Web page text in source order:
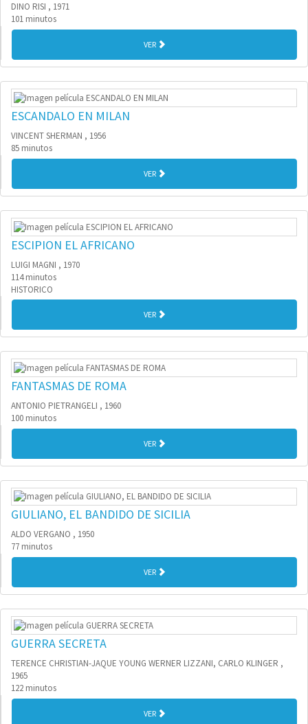
DINO RISI , 1971
101 minutos
VER
ESCANDALO EN MILAN
VINCENT SHERMAN , 1956
85 minutos
VER
ESCIPION EL AFRICANO
LUIGI MAGNI , 1970
114 minutos
HISTORICO
VER
FANTASMAS DE ROMA
ANTONIO PIETRANGELI , 1960
100 minutos
VER
GIULIANO, EL BANDIDO DE SICILIA
ALDO VERGANO , 1950
77 minutos
VER
GUERRA SECRETA
TERENCE CHRISTIAN-JAQUE YOUNG WERNER LIZZANI, CARLO KLINGER ,
1965
122 minutos
VER